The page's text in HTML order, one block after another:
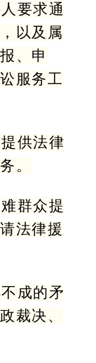
要求通
以及属
、申
服务工
供法律
。
群众提
法律援
成的矛
裁决、